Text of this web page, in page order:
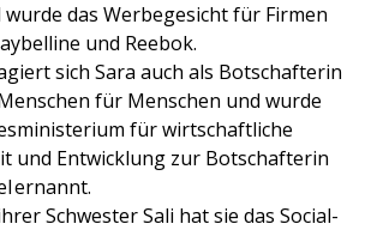
das Werbegesicht für Firmen
und Reebok.
sich Sara auch als Botschafterin
für Menschen und wurde
für wirtschaftliche
und Entwicklung zur Botschafterin
ernannt.
Schwester Sali hat sie das Social-